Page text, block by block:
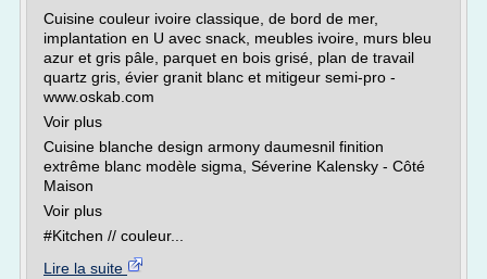
Cuisine couleur ivoire classique, de bord de mer,
implantation en U avec snack, meubles ivoire, murs bleu
azur et gris pâle, parquet en bois grisé, plan de travail
quartz gris, évier granit blanc et mitigeur semi-pro -
www.oskab.com
Voir plus
Cuisine blanche design armony daumesnil finition
extrême blanc modèle sigma, Séverine Kalensky - Côté
Maison
Voir plus
#Kitchen // couleur...
Lire la suite